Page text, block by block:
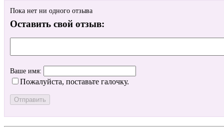
Пока нет ни одного отзыва
Оставить свой отзыв:
Ваше имя:
Пожалуйста, поставьте галочку.